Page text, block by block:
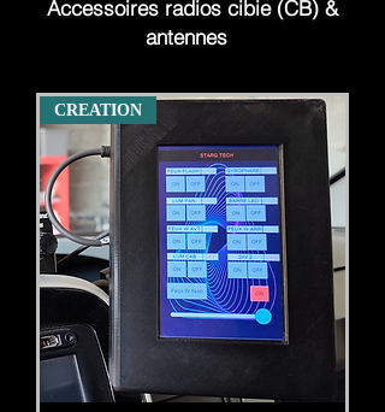
Accessoires radios cibie (CB) &
antennes
CREATION